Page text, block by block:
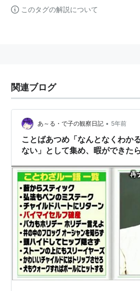
このタグの解説について
関連ブログ
あ～る・で子の観察日記 • 5年前
ことばあつめ「なんとなくわか
ない」として集め、暇ができた